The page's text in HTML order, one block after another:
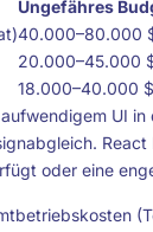
Ungefähres
40.000–80.000
20.000–45.000
18.000–40.000 $
UI
oder eine